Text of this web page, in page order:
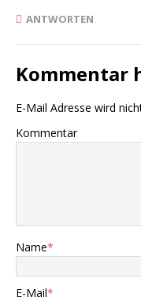
ANTWORTEN
Kommentar
E-Mail Adresse wird
Kommentar
Name*
E-Mail*